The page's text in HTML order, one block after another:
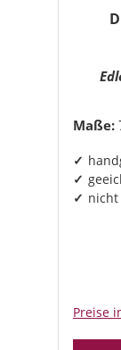
Maße:
Preise